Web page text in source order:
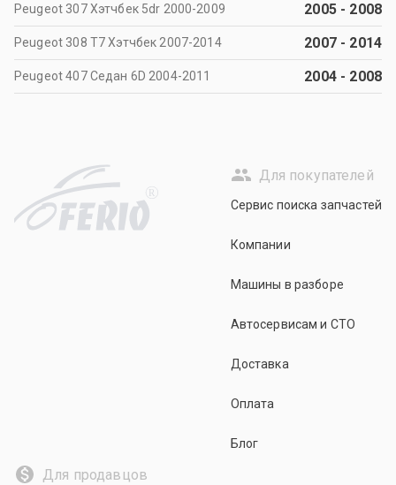
Peugeot 307 Хэтчбек 5dr 2000-2009 2005- 2008
Peugeot 308 T7 Хэтчбек 2007-2014 2007- 2014
Peugeot 407 Седан 6D 2004-2011 2004- 2008
R
Для покупателей
Сервис поиска запчастей
Компании
Машины в разборе
Автосервисам и СТО
Доставка
Оплата
Блог
Для продавцов